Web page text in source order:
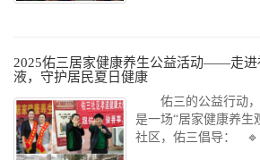
2025佑三居家健康养生公益活动——走进
液，守护居民夏日健康
佑三的公益行动
是一场“居家健康养生
社区，佑三倡导： 🔹